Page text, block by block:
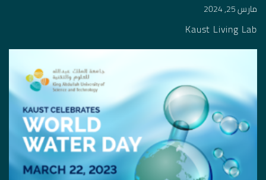
مارس 25, 2024
Kaust Living Lab